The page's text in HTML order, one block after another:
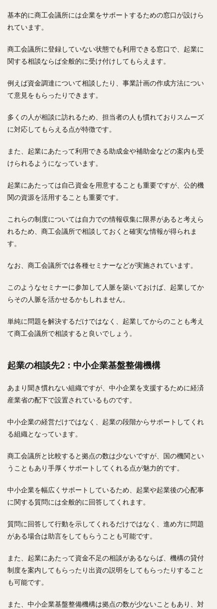
基本的に商工会議所には企業をサポートするための窓口が設けら
れています。
商工会議所に登録していない状態でも利用できる窓口で、起業に
関する相談ならば全般的に受け付けしてもらえます。
例えば資金調達について相談したり、事業計画の作成方法につい
て意見をもらったりできます。
多くの人が相談に訪れるため、担当者の人も慣れておりスムーズ
に対応してもらえる点が特徴です。
また、起業にあたって利用できる助成金や補助金などの案内も受
けられるようになっています。
起業にあたっては自己資金を用意することも重要ですが、公的機
関の資源を活用することも重要です。
これらの制度については自力での情報収集に限界があると考えら
れるため、商工会議所で相談しておくと確実な情報が得られま
す。
なお、商工会議所では各種セミナーなどが実施されています。
このようなセミナーに参加して人脈を築いておけば、起業してか
らその人脈を活かせるかもしれません。
単純に問題を解決するだけではなく、起業してからのことも考え
て商工会議所で相談すると良いでしょう。
起業の相談先2：中小企業基盤整備機構
あまり聞き慣れない組織ですが、中小企業を支援するために経済
産業省の配下で設置されているものです。
中小企業の経営だけではなく、起業の段階からサポートしてくれ
る組織となっています。
商工会議所と比較すると拠点の数は少ないですが、国の機関とい
うこともあり手厚くサポートしてくれる点が魅力的です。
中小企業を幅広くサポートしているため、起業や起業後の心配事
に関する質問には全般的に回答してくれます。
質問に回答して行動を示してくれるだけではなく、進め方に問題
がある場合は助言をしてもらうことも可能です。
また、起業にあたって資金不足の相談があるならば、機構の貸付
制度を案内してもらったり出資の説明をしてもらったりすること
も可能です。
また、中小企業基盤整備機構は拠点の数が少ないこともあり、対